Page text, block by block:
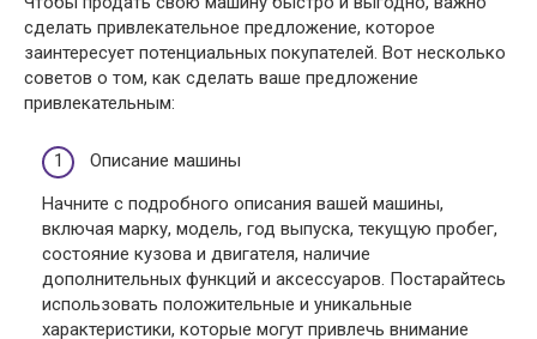
сделать привлекательное предложение, которое
заинтересует потенциальных покупателей. Вот несколько
советов о том, как сделать ваше предложение
привлекательным:
Описание машины
Начните с подробного описания вашей машины,
включая марку, модель, год выпуска, текущую пробег,
состояние кузова и двигателя, наличие
дополнительных функций и аксессуаров. Постарайтесь
использовать положительные и уникальные
характеристики, которые могут привлечь внимание